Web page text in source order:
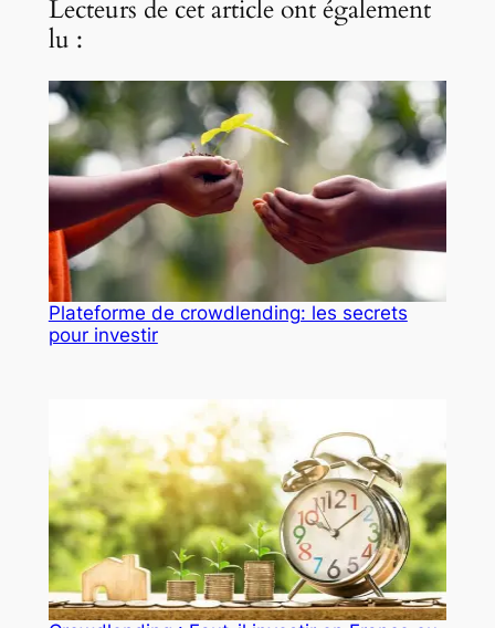
Lecteurs de cet article ont également
lu :
Plateforme de crowdlending: les secrets
pour investir